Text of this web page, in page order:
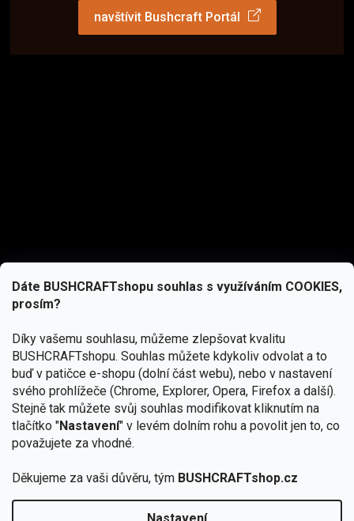
Dáte BUSHCRAFTshopu souhlas s využíváním COOKIES,
prosím?
Díky vašemu souhlasu, můžeme zlepšovat kvalitu
BUSHCRAFTshopu. Souhlas můžete kdykoliv odvolat a to
buď v patičce e-shopu (dolní část webu), nebo v nastavení
svého prohlížeče (Chrome, Explorer, Opera, Firefox a další).
Stejně tak můžete svůj souhlas modifikovat kliknutím na
tlačítko "Nastavení" v levém dolním rohu a povolit jen to, co
považujete za vhodné.
Děkujeme za vaši důvěru, tým BUSHCRAFTshop.cz
navštívit Bushcraft Portál
podmínkami ochrany osobních údajů